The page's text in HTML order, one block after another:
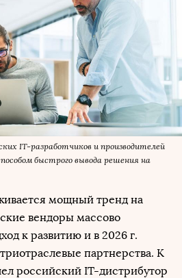
IT-разработчиков и производителей
быстрого вывода решения на
мощный тренд на
вендоры массово
к развитию и в 2026 г.
партнерства. К
российский IT-дистрибутор